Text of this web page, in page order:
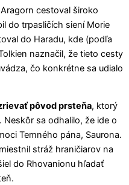
cestoval široko
do trpasličích siení Morie
do Haradu, kde (podľa
naznačil, že tieto cesty
čo konkrétne sa udialo
pôvod prsteňa, ktorý
sa odhalilo, že ide o
Temného pána, Saurona.
stráž hraničiarov na
do Rhovanionu hľadať